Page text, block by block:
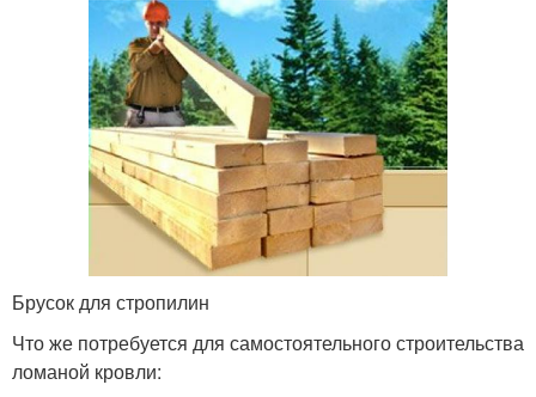
Брусок для стропилин
Что же потребуется для самостоятельного строительства
ломаной кровли: